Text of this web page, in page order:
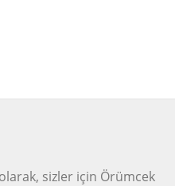
sizler için Örümcek